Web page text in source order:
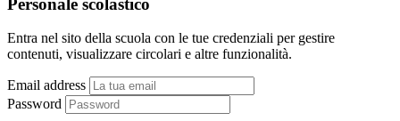
Entra nel sito della scuola con le tue credenziali per gestire
contenuti, visualizzare circolari e altre funzionalità.
Email address
Password